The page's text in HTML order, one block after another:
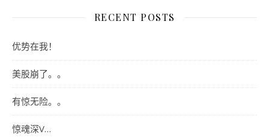
RECENT POSTS
优势在我！
美股崩了。。
有惊无险。。
惊魂深V…